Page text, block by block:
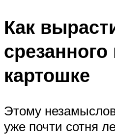
Как
срезанного
картошке
Этому
уже почти сотня